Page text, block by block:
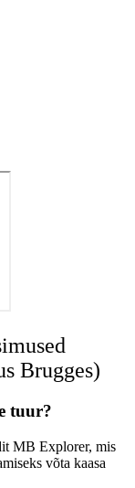
Brugges)
tuur?
MB Explorer, mis
võta kaasa